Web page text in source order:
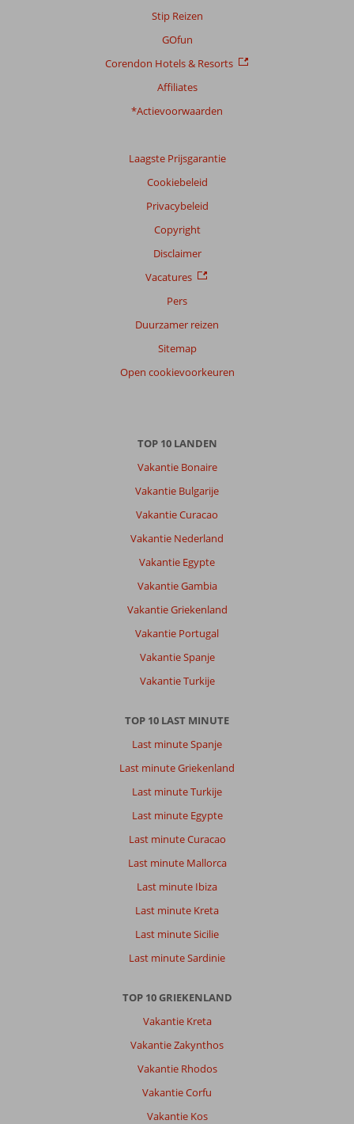
Stip Reizen
GOfun
Corendon Hotels & Resorts
Affiliates
*Actievoorwaarden
Laagste Prijsgarantie
Cookiebeleid
Privacybeleid
Copyright
Disclaimer
Vacatures
Pers
Duurzamer reizen
Sitemap
Open cookievoorkeuren
TOP 10 LANDEN
Vakantie Bonaire
Vakantie Bulgarije
Vakantie Curacao
Vakantie Nederland
Vakantie Egypte
Vakantie Gambia
Vakantie Griekenland
Vakantie Portugal
Vakantie Spanje
Vakantie Turkije
TOP 10 LAST MINUTE
Last minute Spanje
Last minute Griekenland
Last minute Turkije
Last minute Egypte
Last minute Curacao
Last minute Mallorca
Last minute Ibiza
Last minute Kreta
Last minute Sicilie
Last minute Sardinie
TOP 10 GRIEKENLAND
Vakantie Kreta
Vakantie Zakynthos
Vakantie Rhodos
Vakantie Corfu
Vakantie Kos